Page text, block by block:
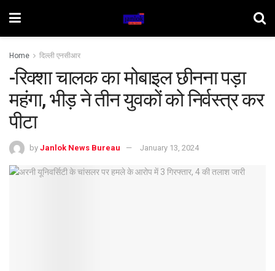
Home दिल्ली एनसीआर
-रिक्शा चालक का मोबाइल छीनना पड़ा
महंगा, भीड़ ने तीन युवकों को निर्वस्त्र कर
पीटा
by Janlok News Bureau January 13, 2024